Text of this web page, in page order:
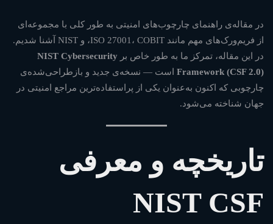
سازمان
شما
بهتر
است؟
در مقاله‌ی راهنمای چارچوب‌های امنیتی به طور کلی با مجموعه‌ای
از فریم‌ورک‌های مهم مانند ISO 27001، COBIT، و NIST آشنا شدیم.
در این مقاله، تمرکز ما به طور خاص بر NIST Cybersecurity
Framework (CSF 2.0) است — نسخه‌ی جدید و بازطراحی‌شده‌ی
چارچوبی که اکنون به‌عنوان یکی از پراستفاده‌ترین مراجع امنیتی در
جهان شناخته می‌شود.
تاریخچه و معرفی
NIST CSF